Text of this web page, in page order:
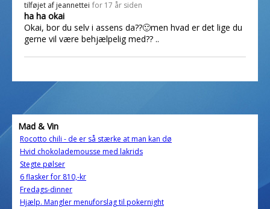
tilføjet af jeannettei for 17 år siden
ha ha okai
Okai, bor du selv i assens da??🙂men hvad er det lige du
gerne vil være behjælpelig med?? ..
Mad & Vin
Rocotto chili - de er så stærke at man kan dø
Hvid chokolademousse med lakrids
Stegte pølser
6 flasker for 810,-kr
Fredags-dinner
Hjælp. Mangler menuforslag til pokernight